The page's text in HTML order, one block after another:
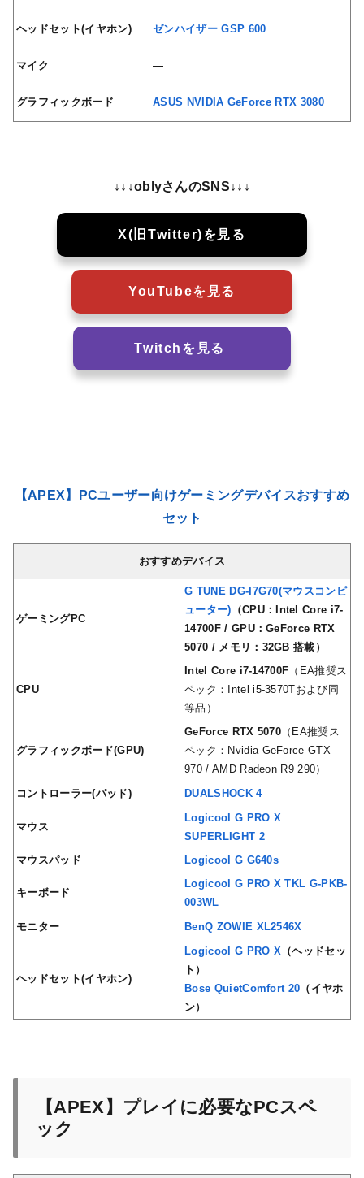
ヘッドセット(イヤホン) ゼンハイザー GSP 600
マイク —
グラフィックボード ASUS NVIDIA GeForce RTX 3080
↓↓↓oblyさんのSNS↓↓↓
X(旧Twitter)を見る
YouTubeを見る
Twitchを見る
【APEX】PCユーザー向けゲーミングデバイスおすすめ
セット
おすすめデバイス
ゲーミングPC
G TUNE DG-I7G70(マウスコンピ
ューター) （CPU：Intel Core i7-
14700F / GPU：GeForce RTX
5070 / メモリ：32GB 搭載）
CPU
Intel Core i7-14700F （EA推奨ス
ペック：Intel i5-3570Tおよび同
等品）
グラフィックボード(GPU)
GeForce RTX 5070 （EA推奨ス
ペック：Nvidia GeForce GTX
970 / AMD Radeon R9 290）
コントローラー(パッド)
DUALSHOCK 4
マウス
Logicool G PRO X
SUPERLIGHT 2
マウスパッド
Logicool G G640s
キーボード
Logicool G PRO X TKL G-PKB-
003WL
モニター
BenQ ZOWIE XL2546X
ヘッドセット(イヤホン)
Logicool G PRO X （ヘッドセッ
ト）
Bose QuietComfort 20 （イヤホ
ン）
【APEX】プレイに必要なPCスペ
ック